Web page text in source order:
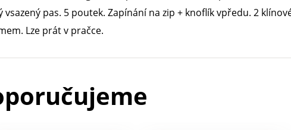
pas. 5 poutek. Zapínání na zip + knoflík vpředu. 2
Lze prát v pračce.